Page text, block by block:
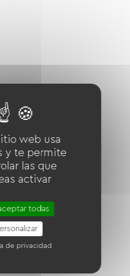
web usa
y te permite
las que
activar
todas
de privacidad